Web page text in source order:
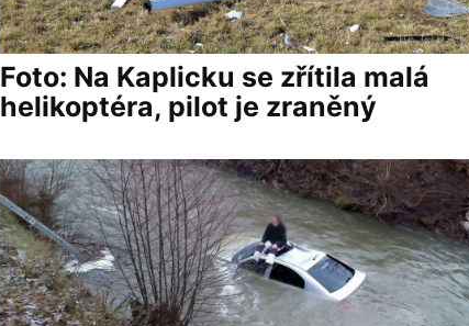
Foto: Na Kaplicku se zřítila malá
helikoptéra, pilot je zraněný